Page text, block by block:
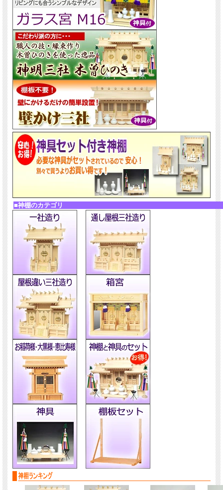
◆『神明』は４種類のサイズがございます◆
商品名 サイズ
『小神明』
外寸：巾30×高さ37×奥行き16（cm）
内寸：巾9×高さ23×奥行き4（cm）
『中神明』
外寸：巾36×高さ41×奥行き19（cm）
内寸：巾12×高さ31×奥行き5（cm）
『大神明』
外寸：巾39×高さ46×奥行き24（cm）
内寸：巾14×高さ29×奥行き7（cm）
『大々神明』
外寸：巾42×高さ52×奥行き29（cm）
内寸：巾15×高さ31×奥行き9（cm）
■神棚のカテゴリ